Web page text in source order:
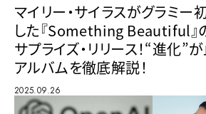
マイリー・サイラスがグラミ
した『Something Beautiful』
サプライズ・リリース！“進化”
アルバムを徹底解説！
2025.09.26